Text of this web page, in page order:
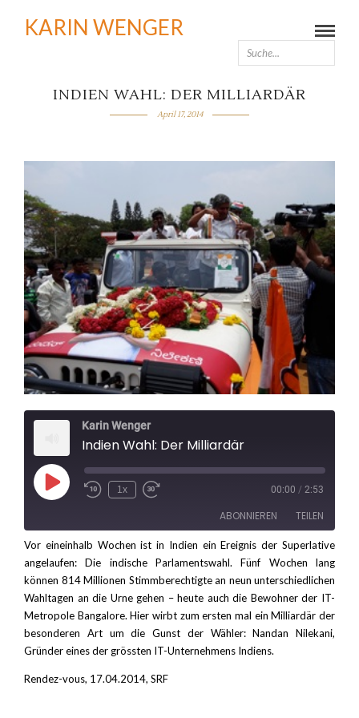
KARIN WENGER
INDIEN WAHL: DER MILLIARDÄR
April 17, 2014
Karin Wenger
Indien Wahl: Der Milliardär
Play
Episode Rewind
1x
Fast
seconds
00:00 / 2:53
ABONNIEREN TEILEN
RSS FEED
TEILEN
LINK
EMBED
Vor eineinhalb Wochen ist in Indien ein Ereignis der Superlative
angelaufen: Die indische Parlamentswahl. Fünf Wochen lang
können 814 Millionen Stimmberechtigte an neun unterschiedlichen
Wahltagen an die Urne gehen – heute auch die Bewohner der IT-
Metropole Bangalore. Hier wirbt zum ersten mal ein Milliardär der
besonderen Art um die Gunst der Wähler: Nandan Nilekani,
Gründer eines der grössten IT-Unternehmens Indiens.
Rendez-vous, 17.04.2014, SRF